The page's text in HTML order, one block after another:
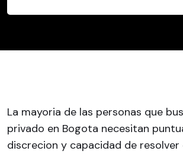
La mayoria de las personas que
privado en Bogota necesitan
discrecion y capacidad de